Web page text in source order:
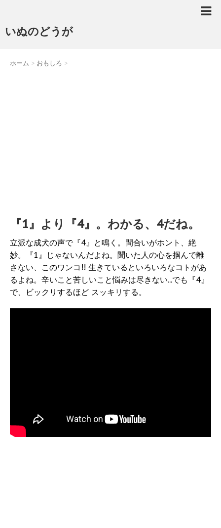
いぬのどうが
ホーム > おもしろ >
『1』より『4』。わかる、4だね。
立派な成犬の声で『4』と鳴く。間合いがホント、絶
妙。『1』じゃないんだよね。聞いた人の心を掴んで離
さない、このワンコ!! 生きているといろいろなコトがあ
るよね。辛いこと苦しいこと悩みは尽きない...でも『4』
で、ビックリするほど スッキリする。